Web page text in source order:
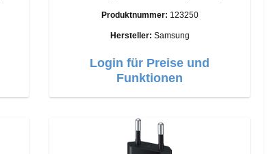
Anschlüsse: USB-C Output: 15W Farbe:
Schwarz/li>
Produktnummer: 123250
Hersteller: Samsung
Login für Preise und
Funktionen